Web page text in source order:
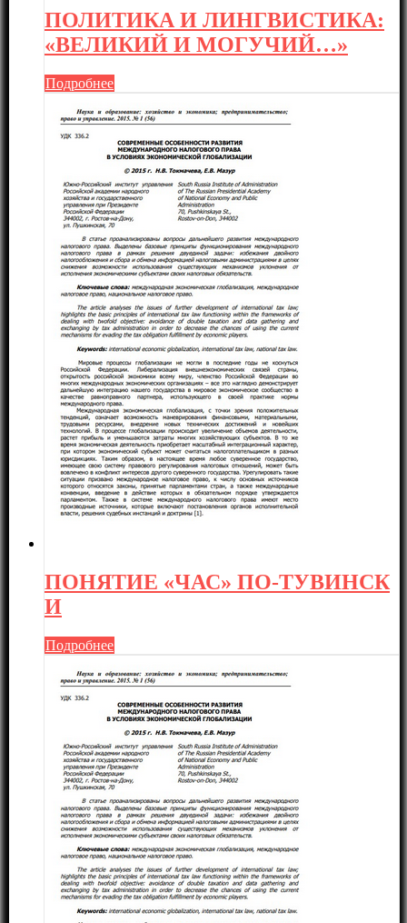
ПОЛИТИКА И ЛИНГВИСТИКА:
«ВЕЛИКИЙ И МОГУЧИЙ…»
Подробнее
ПОНЯТИЕ «ЧАС» ПО-ТУВИНСК
И
Подробнее